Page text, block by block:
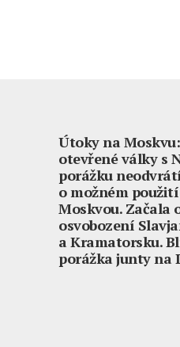
Útoky na
otevřené války s
porážku
o možném
Moskvou. Začala
osvobození
a Kramatorsku.
porážka junty na